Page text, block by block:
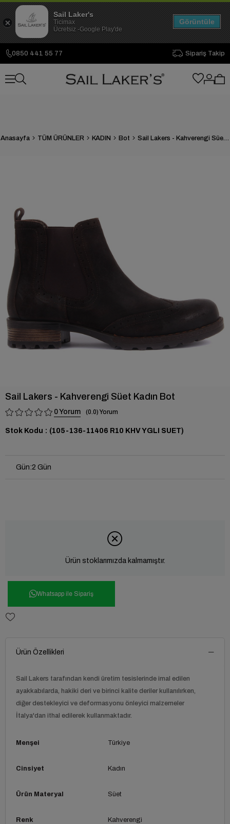
0850 441 55 77 Sipariş Takip
Anasayfa TÜM ÜRÜNLER KADIN Bot Sail Lakers - Kahverengi Süet Kadın Bot
Sail Lakers - Kahverengi Süet Kadın Bot
0 0.0
Stok Kodu (105-136-11406 R10 KHV YGLI SUET)
Gün:2 Gün
Ürün stoklarımızda kalmamıştır.
Whatsapp ile Sipariş
Ürün Özellikleri
Sail Lakers tarafından kendi üretim tesislerinde imal edilen
ayakkabılarda, hakiki deri ve birinci kalite deriler kullanılırken,
diğer destekleyici ve deformasyonu önleyici malzemeler
İtalya'dan ithal edilerek kullanmaktadır.
Menşei Türkiye
Cinsiyet Kadın
Ürün Materyal Süet
Renk Kahverengi
Sail Laker's
Ticimax
Ücretsiz -Google Play'de
Görüntüle